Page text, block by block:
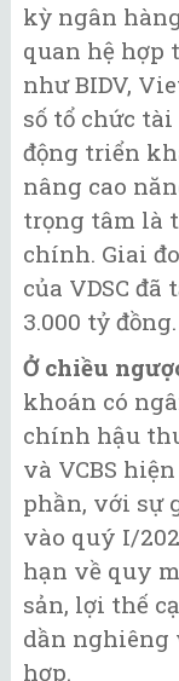
kỳ ngân
quan hệ hợp
như BIDV,
số tổ chức tài
động triển
nâng cao
trọng tâm là
chính. Giai
của VDSC
3.000 tỷ đồng.
Ở chiều
khoán có
chính hậu
và VCBS
phần, với sự
vào quý I/
hạn về quy
sản, lợi thế
dần nghiêng
hợp.